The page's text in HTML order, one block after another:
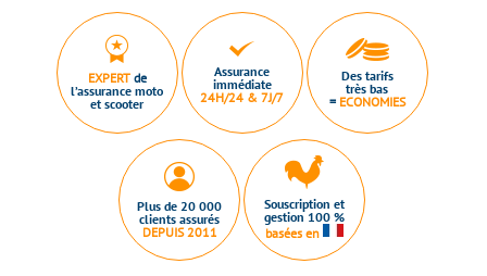
EXPERTde
l’assurance moto
et scooter
Assurance
immédiate
24H/24 & 7J/7
Des tarifs
très bas
= ECONOMIES
Plus de 20 000
clients assurés
DEPUIS 2011
Souscription et
gestion 100 %
basées en